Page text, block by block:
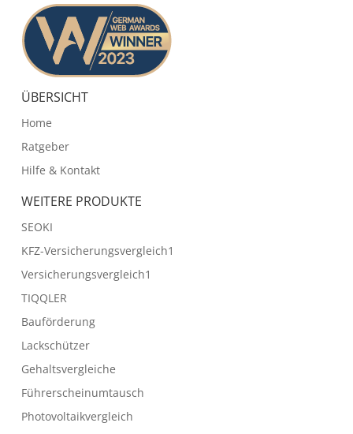
ÜBERSICHT
Home
Ratgeber
Hilfe & Kontakt
WEITERE PRODUKTE
SEOKI
KFZ-Versicherungsvergleich1
Versicherungsvergleich1
TIQQLER
Bauförderung
Lackschützer
Gehaltsvergleiche
Führerscheinumtausch
Photovoltaikvergleich